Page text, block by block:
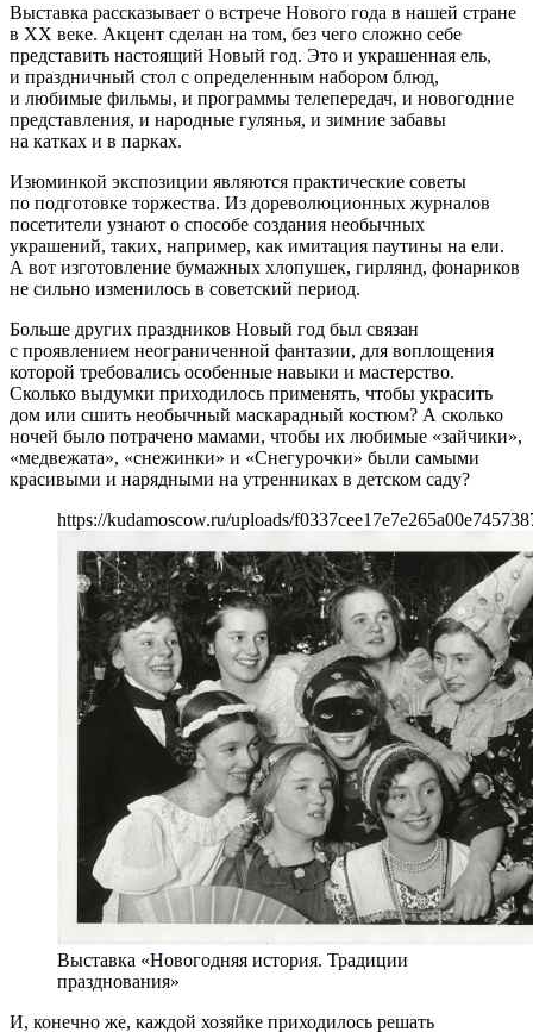
Выставка рассказывает о встрече Нового года в нашей стране
в XX веке. Акцент сделан на том, без чего сложно себе
представить настоящий Новый год. Это и украшенная ель,
и праздничный стол с определенным набором блюд,
и любимые фильмы, и программы телепередач, и новогодние
представления, и народные гулянья, и зимние забавы
на катках и в парках.
Изюминкой экспозиции являются практические советы
по подготовке торжества. Из дореволюционных журналов
посетители узнают о способе создания необычных
украшений, таких, например, как имитация паутины на ели.
А вот изготовление бумажных хлопушек, гирлянд, фонариков
не сильно изменилось в советский период.
Больше других праздников Новый год был связан
с проявлением неограниченной фантазии, для воплощения
которой требовались особенные навыки и мастерство.
Сколько выдумки приходилось применять, чтобы украсить
дом или сшить необычный маскарадный костюм? А сколько
ночей было потрачено мамами, чтобы их любимые «зайчики»,
«медвежата», «снежинки» и «Снегурочки» были самыми
красивыми и нарядными на утренниках в детском саду?
https://kudamoscow.ru/uploads/
Выставка «Новогодняя история. Традиции
празднования»
И, конечно же, каждой хозяйке приходилось решать